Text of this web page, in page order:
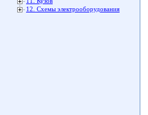
12. Схемы электрооборудования